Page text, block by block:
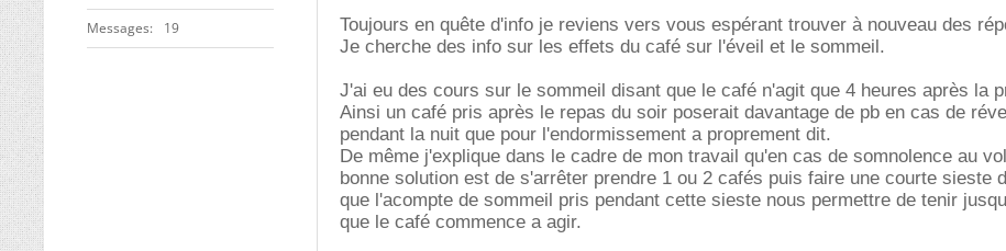
Messages 19
Toujours en quête d'info je reviens vers vous espérant trouver à nouveau des
Je cherche des info sur les effets du café sur l'éveil et le sommeil.
J'ai eu des cours sur le sommeil disant que le café n'agit que 4 heures après la
Ainsi un café pris après le repas du soir poserait davantage de pb en cas de
pendant la nuit que pour l'endormissement a proprement dit.
De même j'explique dans le cadre de mon travail qu'en cas de somnolence au
bonne solution est de s'arrêter prendre 1 ou 2 cafés puis faire une courte sieste
que l'acompte de sommeil pris pendant cette sieste nous permettre de tenir
que le café commence a agir.